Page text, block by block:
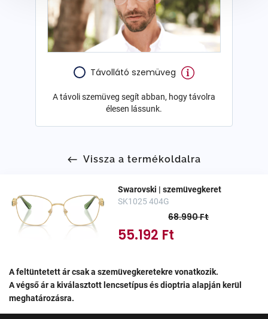
Távollátó szemüveg
A távoli szemüveg segít abban, hogy távolra
élesen lássunk.
Vissza a termékoldalra
Swarovski | szemüvegkeret
SK1025 404G
55.192 Ft
68.990 Ft
A feltüntetett ár csak a szemüvegkeretekre vonatkozik.
A végső ár a kiválasztott lencsetípus és dioptria alapján kerül
meghatározásra.